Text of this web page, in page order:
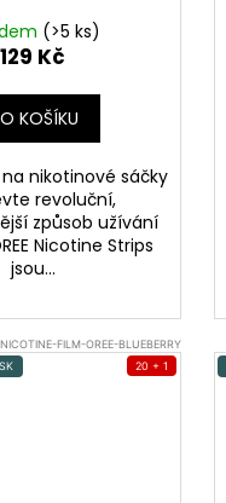
(>5 ks)
129 Kč
KOŠÍKU
nikotinové sáčky
revoluční,
způsob užívání
Nicotine Strips
jsou...
NICOTINE-FILM-OREE-BLUEBERRY
20 + 1